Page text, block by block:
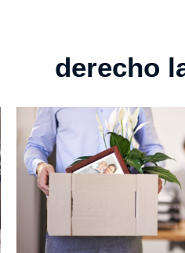
DERECHO INMOBILIARIO
derecho